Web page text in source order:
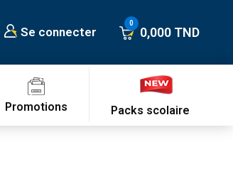
Se connecter 0,000 TND
Promotions Packs scolaire